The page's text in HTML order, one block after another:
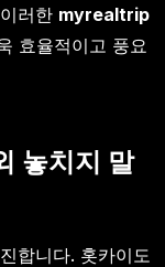
러한 myrealtrip
효율적이고 풍요
놓치지 말
합니다. 홋카이도